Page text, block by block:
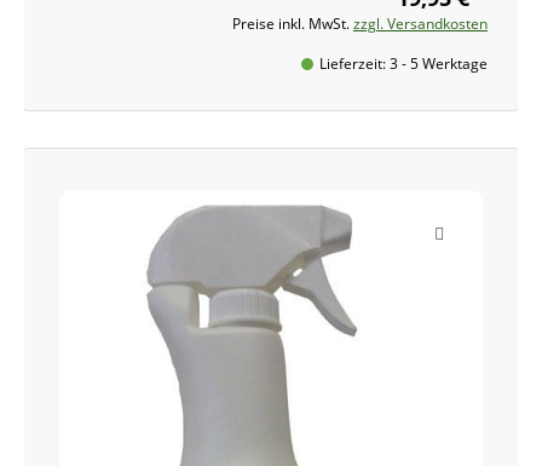
Preise inkl. MwSt.zzgl. Versandkosten
Lieferzeit: 3 - 5 Werktage